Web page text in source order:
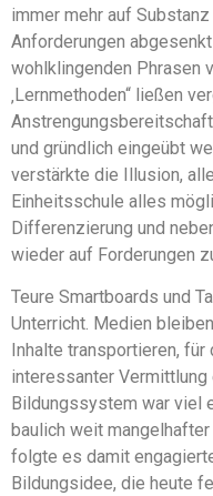
immer mehr auf
Anforderungen
wohlklingenden Phrasen
‚Lernmethoden“ ließen
und gründlich eingeübt
verstärkte die Illusion,
Einheitsschule alles
Differenzierung und
wieder auf Forderungen
Teure Smartboards und
Unterricht. Medien
Inhalte transportieren,
interessanter
Bildungssystem war viel
baulich weit
folgte es damit
Bildungsidee, die heute